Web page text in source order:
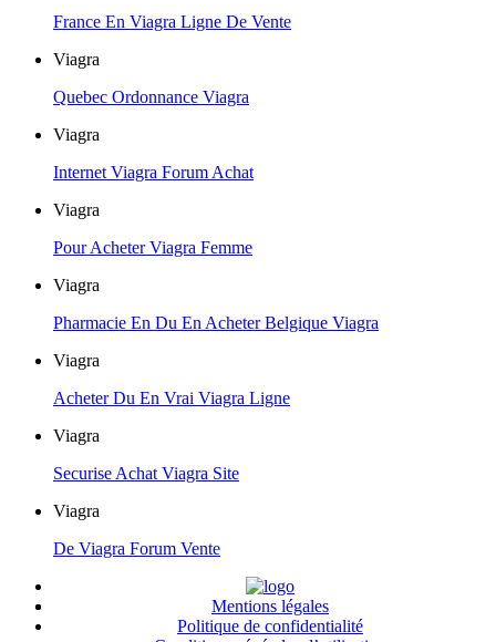
France En Viagra Ligne De Vente
Viagra
Quebec Ordonnance Viagra
Viagra
Internet Viagra Forum Achat
Viagra
Pour Acheter Viagra Femme
Viagra
Pharmacie En Du En Acheter Belgique Viagra
Viagra
Acheter Du En Vrai Viagra Ligne
Viagra
Securise Achat Viagra Site
Viagra
De Viagra Forum Vente
Mentions légales
Politique de confidentialité